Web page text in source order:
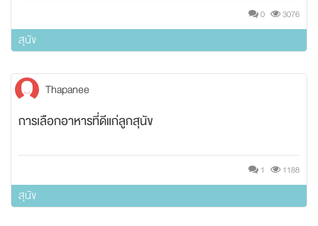
0 3076
สุนัข
Thapanee
การเลือกอาหารที่ดีแก่ลูกสุนัข
1 1188
สุนัข